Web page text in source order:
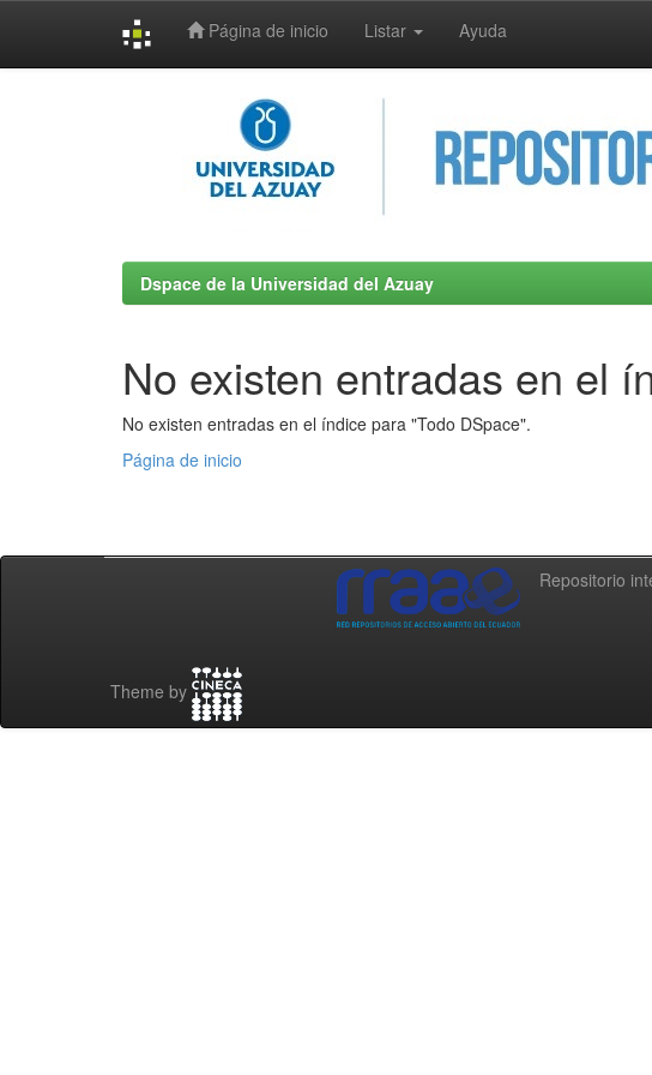
Página de inicio Listar Ayuda
Dspace de la Universidad del Azuay
No existen entradas en el
No existen entradas en el índice para "Todo DSpace".
Página de inicio
Repositorio
Theme by